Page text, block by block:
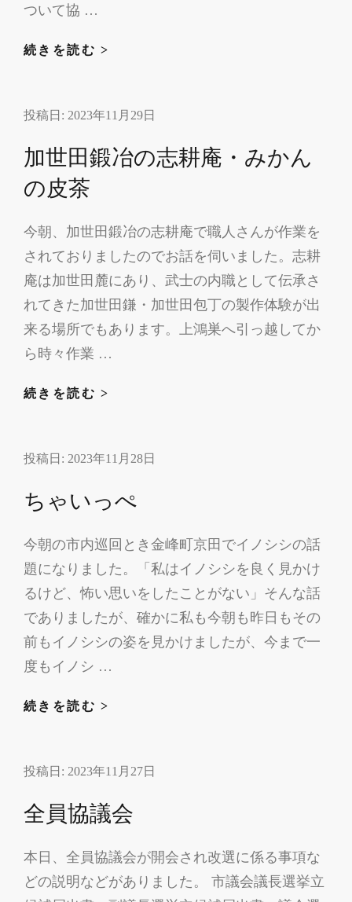
ついて協 …
続きを読む >
議
投稿日: 2023年11月29日
加世田鍛冶の志耕庵・みかん
の皮茶
今朝、加世田鍛冶の志耕庵で職人さんが作業を
されておりましたのでお話を伺いました。志耕
庵は加世田麓にあり、武士の内職として伝承さ
れてきた加世田鎌・加世田包丁の製作体験が出
来る場所でもあります。上鴻巣へ引っ越してか
ら時々作業 …
続きを読む >
鍛
の
耕
庵・
み
か
ん
投稿日: 2023年11月28日
ちゃいっぺ
今朝の市内巡回とき金峰町京田でイノシシの話
題になりました。「私はイノシシを良く見かけ
るけど、怖い思いをしたことがない」そんな話
でありましたが、確かに私も今朝も昨日もその
前もイノシシの姿を見かけましたが、今まで一
度もイノシ …
続きを読む >
っ
投稿日: 2023年11月27日
全員協議会
本日、全員協議会が開会され改選に係る事項な
どの説明などがありました。 市議会議長選挙立